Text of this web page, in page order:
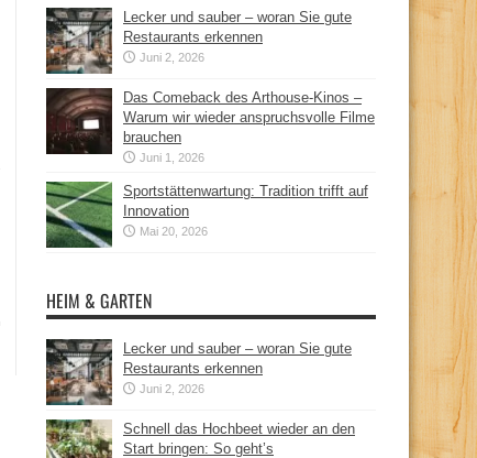
Lecker und sauber – woran Sie gute
Restaurants erkennen
Juni 2, 2026
Das Comeback des Arthouse-Kinos –
Warum wir wieder anspruchsvolle Filme
brauchen
Juni 1, 2026
Sportstättenwartung: Tradition trifft auf
Innovation
Mai 20, 2026
HEIM & GARTEN
Lecker und sauber – woran Sie gute
Restaurants erkennen
Juni 2, 2026
Schnell das Hochbeet wieder an den
Start bringen: So geht’s